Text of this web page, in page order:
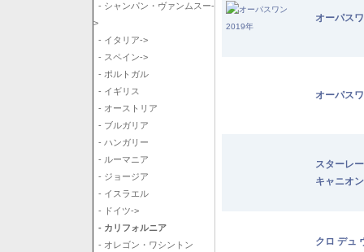
- シャンパン・ヴァンムスー-
>
- イタリア->
- スペイン->
- ポルトガル
- イギリス
- オーストリア
- ブルガリア
- ハンガリー
- ルーマニア
- ジョージア
- イスラエル
- ドイツ->
- カリフォルニア
- オレゴン・ワシントン
オーパス
オーパス
スターレ
キャニオ
クロ デュ